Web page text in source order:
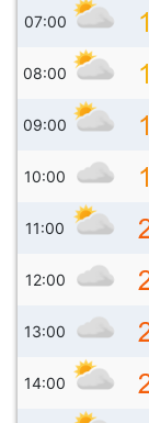
07:00
08:00
09:00
10:00
11:00
12:00
13:00
14:00